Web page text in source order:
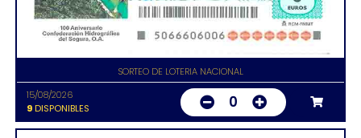
SORTEO DE LOTERIA NACIONAL
15/08/2026
9DISPONIBLES 0